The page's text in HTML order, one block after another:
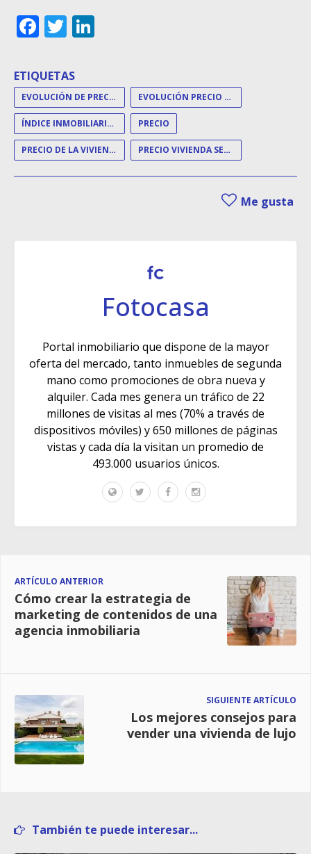
Facebook
Twitter
ETIQUETAS
EVOLUCIÓN DE PRECIOS EVOLUCIÓN PRECIO VIVIENDA
ÍNDICE INMOBILIARIO FOTOCASA PRECIO
PRECIO DE LA VIVIENDA PRECIO VIVIENDA SEGUNDA MANO
Me gusta
Fotocasa
Portal inmobiliario que dispone de la mayor
oferta del mercado, tanto inmuebles de segunda
mano como promociones de obra nueva y
alquiler. Cada mes genera un tráfico de 22
millones de visitas al mes (70% a través de
dispositivos móviles) y 650 millones de páginas
vistas y cada día la visitan un promedio de
493.000 usuarios únicos.
ARTÍCULO ANTERIOR
Cómo crear la estrategia de
marketing de contenidos de una
agencia inmobiliaria
SIGUIENTE ARTÍCULO
Los mejores consejos para
vender una vivienda de lujo
También te puede interesar...